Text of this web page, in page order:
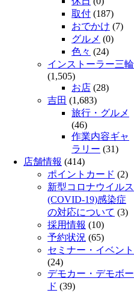
取付 (187)
おでかけ (7)
グルメ (0)
色々 (24)
インストーラー三輪
(1,505)
お店 (28)
吉田 (1,683)
旅行・グルメ
(46)
作業内容ギャ
ラリー (31)
店舗情報 (414)
ポイントカード (2)
新型コロナウイルス
(COVID-19)感染症
の対応について (3)
採用情報 (10)
予約状況 (65)
セミナー・イベント
(24)
デモカー・デモボー
ド (39)